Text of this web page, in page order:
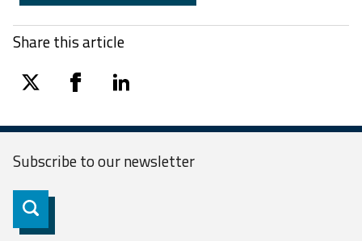
Share this article
twitter facebooklinkedin
Subscribe to ournewsletter
Subscribe